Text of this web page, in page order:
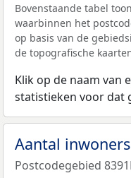
Bovenstaande tabel
waarbinnen het
op basis van de
de topografische
Klik op de naam van
statistieken voor dat
Aantal
Postcodegebied